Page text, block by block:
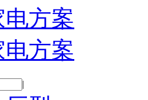
方案
电方案
|